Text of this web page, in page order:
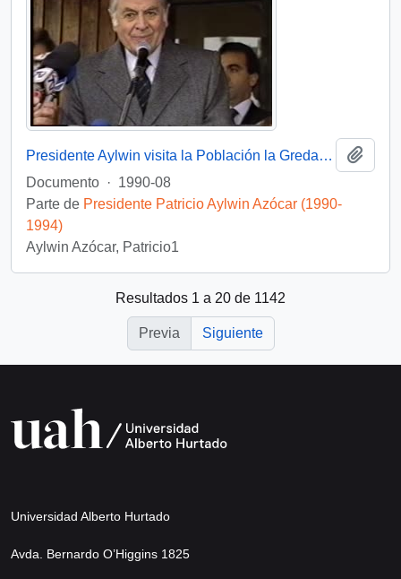
Presidente Aylwin visita la Población la Greda en gira VIII Región: video
Documento · 1990-08
Parte de Presidente Patricio Aylwin Azócar (1990-
1994)
Aylwin Azócar, Patricio1
Resultados 1 a 20 de 1142
Previa Siguiente
Universidad Alberto Hurtado
Avda. Bernardo O’Higgins 1825